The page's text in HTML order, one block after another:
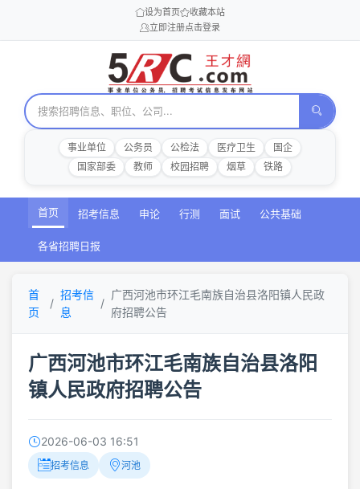
设为首页
收藏本站
立即注册点击登录
事业单位 公务员 公检法 医疗卫生
国企
国家部委
教师 校园招聘 烟草 铁路
首页 招考信息 申论 行测 面试 公共基础
各省招聘日报
首
页
招考信
息
广西河池市环江毛南族自治县洛阳镇人民政
府招聘公告
广西河池市环江毛南族自治县洛阳
镇人民政府招聘公告
2026-06-03 16:51
招考信息 河池